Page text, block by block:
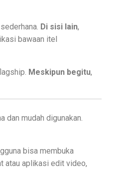
Di sisi lain,
bawaan itel
Meskipun begitu,
dan mudah digunakan.
bisa membuka
atau aplikasi edit video,